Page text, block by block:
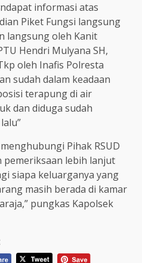
informasi atas
Piket Fungsi langsung
langsung oleh Kanit
Hendri Mulyana SH,
oleh Inafis Polresta
sudah dalam keadaan
terapung di air
dan diduga sudah
Pihak RSUD
lebih lanjut
siapa keluarganya yang
masih berada di kamar
pungkas Kapolsek